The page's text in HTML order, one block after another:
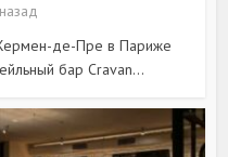
де-Пре в Париже
бар Cravan...